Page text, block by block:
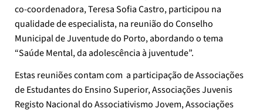
co-coordenadora, Teresa Sofia Castro, participou na
qualidade de especialista, na reunião do Conselho
Municipal de Juventude do Porto, abordando o tema
“Saúde Mental, da adolescência à juventude”.
Estas reuniões contam com a participação deAssociações
de Estudantes do Ensino Superior, Associações Juvenis
Registo Nacional do Associativismo Jovem, Associações